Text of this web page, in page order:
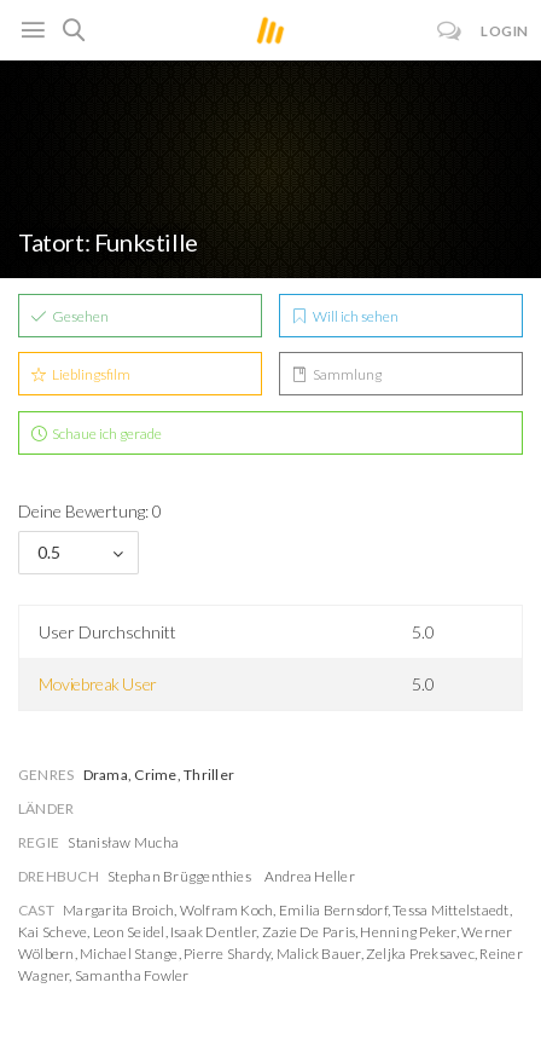
LOGIN
Tatort: Funkstille
Gesehen Will ich sehen
Lieblingsfilm Sammlung
Schaue ich gerade
Deine Bewertung: 0
0.5
User Durchschnitt 5.0
Moviebreak User 5.0
GENRES Drama, Crime, Thriller
LÄNDER
REGIE Stanisław Mucha
DREHBUCH Stephan Brüggenthies
Andrea Heller
CAST Margarita Broich, Wolfram Koch, Emilia Bernsdorf,Tessa Mittelstaedt,
Kai Scheve, Leon Seidel, Isaak Dentler, Zazie De Paris, Henning Peker,Werner
Wölbern, Michael Stange, Pierre Shardy, Malick Bauer,Zeljka Preksavec, Reiner
Wagner, Samantha Fowler